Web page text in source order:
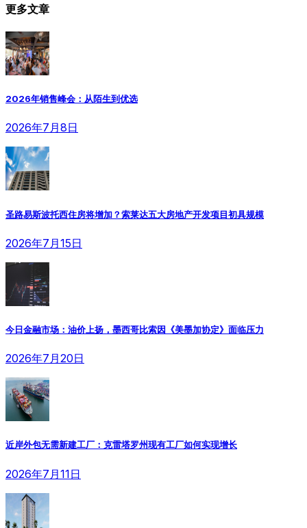
更多文章
2026年销售峰会：从陌生到优选
2026年7月8日
圣路易斯波托西住房将增加？索莱达五大房地产开发项目初具规模
2026年7月15日
今日金融市场：油价上扬，墨西哥比索因《美墨加协定》面临压力
2026年7月20日
近岸外包无需新建工厂：克雷塔罗州现有工厂如何实现增长
2026年7月11日